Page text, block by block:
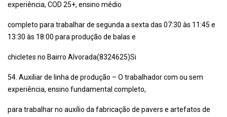
experiência, COD 25+, ensino médio
completo para trabalhar de segunda a sexta das 07:30 às 11:45 e
13:30 às 18:00 para produção de balas e
chicletes no Bairro Alvorada(8324625)Si
54. Auxiliar de linha de produção – O trabalhador com ou sem
experiência, ensino fundamental completo,
para trabalhar no auxílio da fabricação de pavers e artefatos de